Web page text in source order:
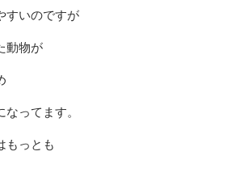
すいのですが
動物が
ってます。
もっとも